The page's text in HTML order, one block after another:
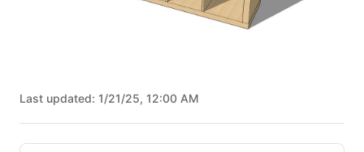
Last updated: 1/21/25, 12:00 AM